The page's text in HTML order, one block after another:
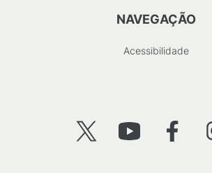
NAVEGAÇÃO
Acessibilidade